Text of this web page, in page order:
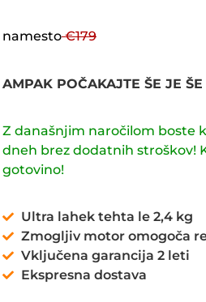
namesto€179
AMPAK POČAKAJTE ŠE JE ŠE
Z današnjim naročilom boste
dneh brez dodatnih stroškov!
gotovino!
Ultra lahek tehta le 2,4 kg
Zmogljiv motor omogoča
Vključena garancija 2 leti
Ekspresna dostava